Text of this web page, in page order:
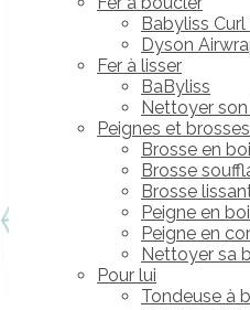
Babyliss
Dyson
Fer à lisser
BaByliss
Nettoyer son
Peignes et brosses
Brosse en
Brosse
Brosse
Peigne en
Peigne en
Nettoyer sa
Pour lui
Tondeuse à